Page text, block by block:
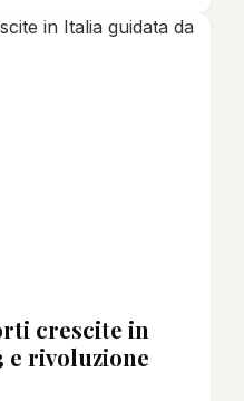
crescite in
e rivoluzione